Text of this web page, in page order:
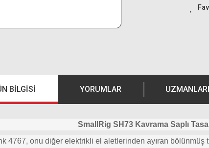
BILGISI YORUMLAR
SmallRig SH73 Kavrama Saplı
4767, onu diğer elektrikli el aletlerinden ayıran bölünmüş